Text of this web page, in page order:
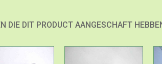
DIE DIT PRODUCT AANGESCHAFT